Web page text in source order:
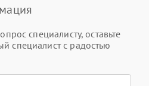
специалисту, оставьте
специалист с радостью